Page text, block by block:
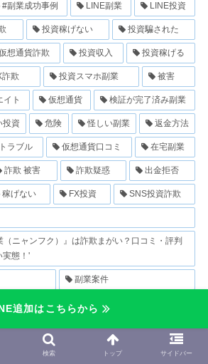
#副業成功事例 LINE副業 LINE投資
投資稼げない 投資騙された
想通貨詐欺 投資収入 投資稼げる
詐欺 投資スマホ副業 被害
イト 仮想通貨 検証が完了済み副業
投資 危険 怪しい副業 返金方法
ラブル 仮想通貨口コミ 在宅副業
詐欺 被害 詐欺疑惑 出金拒否
稼げない FX投資 SNS投資詐欺
（ニャンフク）』は詐欺まがい？口コミ・評判
実態！'
副業案件
追加はこちらから
検索 トップ サイドバー